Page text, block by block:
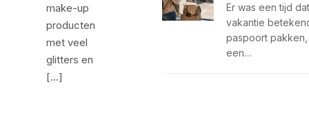
make-up
producten
met veel
glitters en
[…]
Er was een tijd dat
vakantie
paspoort pakken,
een…